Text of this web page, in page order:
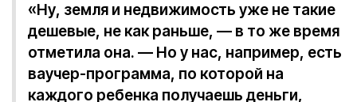
«Ну, земля и недвижимость уже не такие
дешевые, не как раньше, — в то же время
отметила она. — Но у нас, например, есть
ваучер-программа, по которой на
каждого ребенка получаешь деньги,